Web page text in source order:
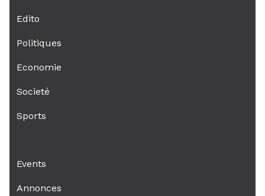
Edito
Politiques
Economie
Societé
Sports
Events
Annonces